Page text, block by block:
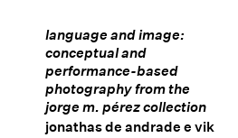
language and image:
conceptual and
performance-based
photography from the
jorge m. pérez collection
jonathas de andrade e vik